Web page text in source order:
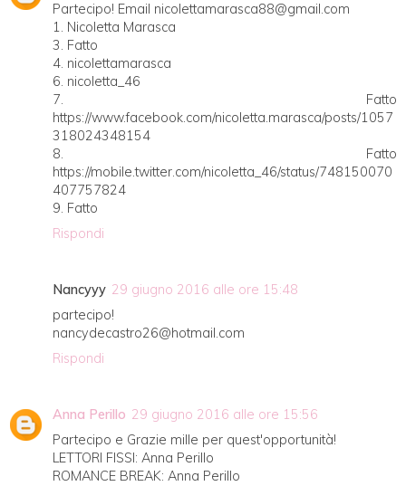
Partecipo! Email nicolettamarasca88@gmail.com
1. Nicoletta Marasca
3. Fatto
4. nicolettamarasca
6. nicoletta_46
7. Fatto
https://www.facebook.com/nicoletta.marasca/posts/1057
318024348154
8. Fatto
https://mobile.twitter.com/nicoletta_46/status/748150070
407757824
9. Fatto
Rispondi
Nancyyy 29 giugno 2016 alle ore 15:48
partecipo!
nancydecastro26@hotmail.com
Rispondi
Anna Perillo 29 giugno 2016 alle ore 15:56
Partecipo e Grazie mille per quest'opportunità!
LETTORI FISSI: Anna Perillo
ROMANCE BREAK: Anna Perillo